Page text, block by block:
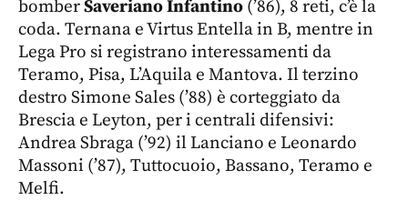
bomberSaveriano Infantino (’86), 8 reti, c’è la
coda. Ternana e Virtus Entella in B, mentre in
Lega Pro si registrano interessamenti da
Teramo, Pisa, L’Aquila e Mantova. Il terzino
destro Simone Sales (’88) è corteggiato da
Brescia e Leyton, per i centrali difensivi:
Andrea Sbraga (’92) il Lanciano e Leonardo
Massoni (’87), Tuttocuoio, Bassano, Teramo e
Melfi.